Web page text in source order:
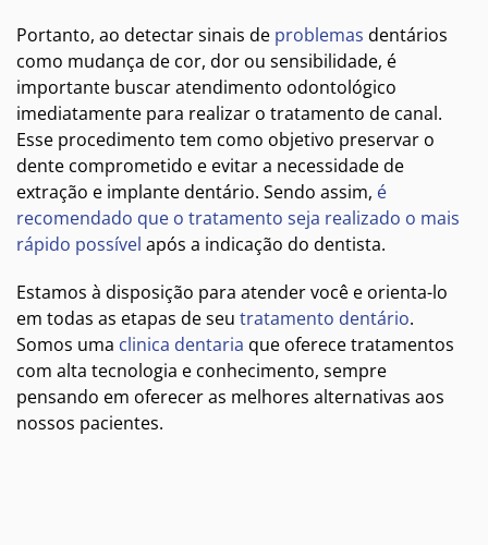
Portanto, ao detectar sinais de problemas dentários
como mudança de cor, dor ou sensibilidade, é
importante buscar atendimento odontológico
imediatamente para realizar o tratamento de canal.
Esse procedimento tem como objetivo preservar o
dente comprometido e evitar a necessidade de
extração e implante dentário. Sendo assim, é
recomendado que o tratamento seja realizado o mais
rápido possível após a indicação do dentista.
Estamos à disposição para atender você e orienta-lo
em todas as etapas de seu tratamento dentário.
Somos uma clinica dentaria que oferece tratamentos
com alta tecnologia e conhecimento, sempre
pensando em oferecer as melhores alternativas aos
nossos pacientes.